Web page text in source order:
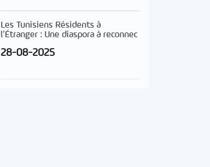
Les Tunisiens Résidents à
l’Étranger : Une diaspora à reconnec
28-08-2025